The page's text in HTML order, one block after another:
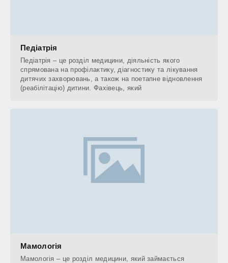
Педіатрія
Педіатрія – це розділ медицини, діяльність якого
спрямована на профілактику, діагностику та лікування
дитячих захворювань, а також на поетапне відновлення
(реабілітацію) дитини. Фахівець, який
Мамологія
Мамологія – це розділ медицини, який займається